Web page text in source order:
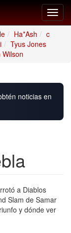
Ha*Ash
c
Tyus Jones
Wilson
noticias en
a Diablos
Slam de Samar
y dónde ver